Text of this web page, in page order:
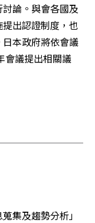
論。與會各國及
出認證制度，也
本政府將依會議
會議提出相關議
集及趨勢分析」